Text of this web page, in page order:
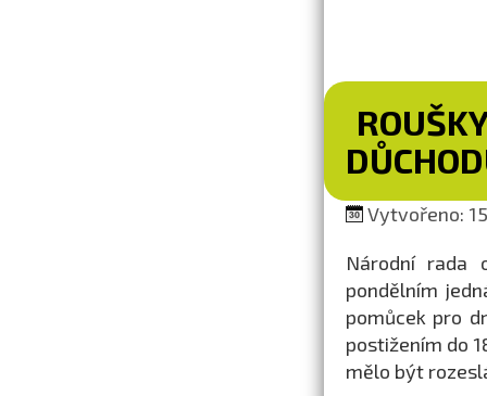
Vytvořeno:
Národní rada
pondělním
pomůcek pro
postižením do
mělo být